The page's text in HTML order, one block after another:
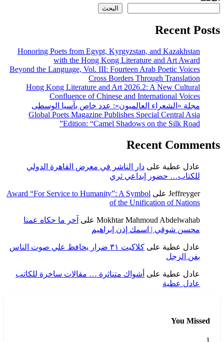
Honoring Poets from Egypt,
with the Hong Kong
Beyond the Language, Vol. III:
Cross
Hong Kong Literature and Art
Confluence of Chinese
عدد خاص بآسيا الوسطى
Global Poets Magazine
Edition: “Camel
الناشر في معرض القاهرة الدولي
ثري
Award “For Service to Humanity”: A
of the
Mokhtarعلىآخر ما حكاه عمنا
إبراهيم
كلاكيت ٣١ ضرار يحافظ علي صوت الناس
متناثرة … مقالات ساخرة للكاتب